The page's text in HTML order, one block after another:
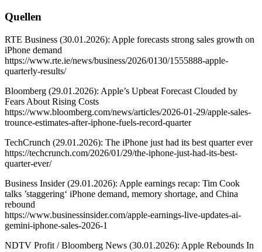
Quellen
RTE Business (30.01.2026): Apple forecasts strong sales growth on
iPhone demand
https://www.rte.ie/news/business/2026/0130/1555888-apple-
quarterly-results/
Bloomberg (29.01.2026): Apple’s Upbeat Forecast Clouded by
Fears About Rising Costs
https://www.bloomberg.com/news/articles/2026-01-29/apple-sales-
trounce-estimates-after-iphone-fuels-record-quarter
TechCrunch (29.01.2026): The iPhone just had its best quarter ever
https://techcrunch.com/2026/01/29/the-iphone-just-had-its-best-
quarter-ever/
Business Insider (29.01.2026): Apple earnings recap: Tim Cook
talks ’staggering‘ iPhone demand, memory shortage, and China
rebound
https://www.businessinsider.com/apple-earnings-live-updates-ai-
gemini-iphone-sales-2026-1
NDTV Profit / Bloomberg News (30.01.2026): Apple Rebounds In